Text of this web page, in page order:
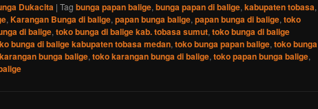
Dukacita | Tag bunga papan balige, bunga papan di balige, kabupaten tobasa,
, Karangan Bunga di balige, papan bunga balige, papan bunga di balige, toko
di balige, toko bunga di balige kab. tobasa sumut, toko bunga di balige
bunga di balige kabupaten tobasa medan, toko bunga papan balige, toko bunga
bunga balige, toko karangan bunga di balige, toko papan bunga balige,